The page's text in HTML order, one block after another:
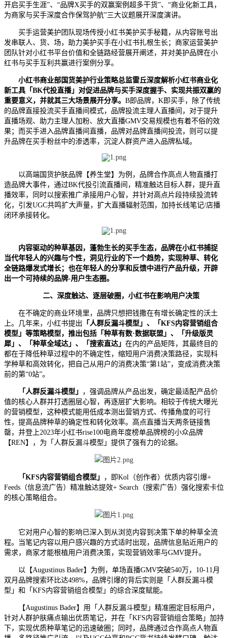
开启买手生涯”、“品牌X买手的双赢案例超多干货”、“商业化新工具，
为商家与买手深度合作保驾护航”三大议题展开深度演讲。
买手运营美护团队现场传授小红书美护买手秘籍，从内容账号出
发串联人、货、场，助力美护买手在小红书扎根生长；商家运营美护
团队针对小红书平台价值和全链路经营展开阐述，并对美护品牌在小
红书与买手互利共赢进行案例分享。
小红书商业部国货美护行业策略总监雷丘深度解析小红书商业化
新工具 「 BK代投直播」对促进品牌与买手深度握手、实现共振双赢的
重要意义，并就其三大场景展开分享。 B即品牌，K即买手，除了传统
的品牌直接投流买手直播间模式，品牌投流主理人直播间，对于提升
直播场观、助力主理人加粉、放大直播GMV交易规模也有着不俗的效
果；而买手进入品牌直播间直播，品牌对品牌直播间投流，则可以提
升品牌在买手粉丝中的渗透率，沉淀人群资产进入品牌私域。
以高端国货护肤品牌【养生堂】为例，品牌合作高点人物直播打
造品牌大事件，通过BK代投引流直播间，精准触达目标人群，提升直
播效率，同时以搜索推广承接用户心智，并针对高点片段持续投流转
化，引发UGC共鸣扩大声量，扩大直播辐射范围，加持长线笔记/店播
闭环承接转化。
内容驱动的种草基因，蓬勃生长的买手生态，品牌在小红书捕捉
当代年轻人的兴趣与个性，洞见行业的下一个趋势，实现种草、转化
全链路爆发式增长；也在年轻人的分享和反馈中进行产品升级，开辟
出一个可持续的品牌-用户生态圈。
二、 深度触达、逐层破圈，小红书在影响用户决策
在不确定的商业环境里，品牌只想把钱撒在有增长确定性的沃土
上。几年来，小红书提出 「人群反漏斗模型」、「KFS内容营销组合
模型」等策略模型，推出包括「种草有数·数据联盟」、「升级版灵
犀」、「种草全域达」、「搜索直达」 在内的产品矩阵，其最终目的
都在于降低种草过程中的不确定性，缩短用户消费决策路径，实现科
学种草和高效转化，把自己从用户的消费决策“第1站”，变成消费决策
前的第“0站”。
「人群反漏斗模型」
，强调品牌从产品出发，确定最适配产品价
值的核心人群并打透圈层心智，再逐层扩大影响。相较于传统大曝光
的营销模型，这种模式能用低成本测出营销方式、传播角度的可行
性，提高品牌种草的确定性和转化效率。高点直播当天两条链接售
罄，并登上2023年小红书rise100电商年度榜单品牌榜的小众品牌
【REN】，为「人群反漏斗模型」提供了强有力的论据。
「KFS内容营销组合模型」
，即Kol（创作者）优质内容引爆+
Feeds（信息流广告）精准触达提效+ Search（搜索广告）强化搜索卡位
的核心策略组合。
它对用户心智的影响已深入到从浏览内容到决策下单的种草全流
程。当笔记内容以用户感兴趣的方式适时出现，品牌信息贴近用户的
需求，商家才能根植用户消费决策，实现营销效率与GMV提升。
以【Augustinus Bader】为例，单场直播GMV突破540万，10-11月
双月品牌搜索环比达498%，品牌引爆的背后实则是「人群反漏斗模
型」和「KFS内容营销组合模型」的综合深度赋能。
【Augustinus Bader】用「人群反漏斗模型」精准圈定目标用户，
针对人群护肤痛点输出优质笔记，并在「KFS内容营销组合策略」加持
下，实现优质种草笔记的迅速破圈；同时，品牌通过合作高点人物直